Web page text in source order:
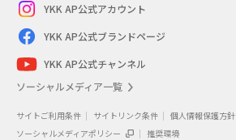
YKK AP公式アカウント
YKK AP公式ブランドページ
YKK AP公式チャンネル
ソーシャルメディア一覧
サイトご利用条件 サイトリンク条件
個人情報保護方針
ソーシャルメディアポリシー
推奨環境